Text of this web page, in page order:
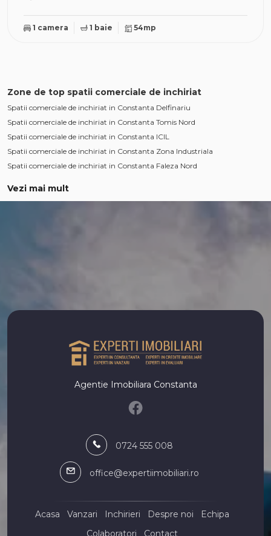
1 camera 1 baie 54mp
Zone de top spatii comerciale de inchiriat
Spatii comerciale de inchiriat in Constanta Delfinariu
Spatii comerciale de inchiriat in Constanta Tomis Nord
Spatii comerciale de inchiriat in Constanta ICIL
Spatii comerciale de inchiriat in Constanta Zona Industriala
Spatii comerciale de inchiriat in Constanta Faleza Nord
Spatii comerciale de inchiriat 3 camere
Apartamente de inchiriat
Apartamente de inchiriat in Constanta
Apartamente de inchiriat in Mamaia
Apartamente de inchiriat in Mamaia-Sat
Apartamente de inchiriat in Mamaia Central
Apartamente de inchiriat in Constanta Casa de Cultura
Apartamente de inchiriat in Mamaia-Sat Nord
Apartamente de inchiriat in Constanta Centru
Vezi mai mult
Agentie Imobiliara Constanta
0724 555 008
office@expertiimobiliari.ro
Acasa Vanzari Inchirieri Despre noi
Echipa
Colaboratori
Contact